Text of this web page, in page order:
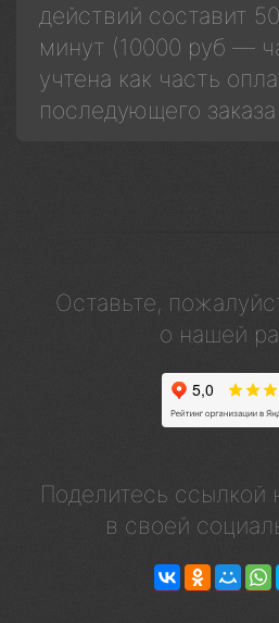
действий составит
минут (10000 руб —
учтена как часть
последующего заказа
Оставьте,
о нашей
Поделитесь ссылкой
в своей